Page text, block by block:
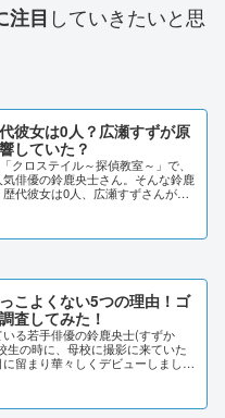
注目 していきたいと思
彼女は0人？広瀬すずが原
していた？
クロステイル～探偵教室～」で、
俳優の鈴鹿央士さん。そんな鈴鹿
代彼女は0人、広瀬すずさんが原
こよくない5つの理由！ゴ
査してみた！
る若手俳優の鈴鹿央士(すずか
生の時に、母校に撮影に来ていた
留まり華々しくデビューしまし